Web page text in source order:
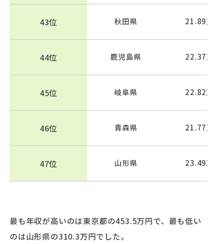
43位 秋田県 21.89万
44位 鹿児島県 22.37万
45位 岐阜県 22.82万
46位 青森県 21.77万
47位 山形県 23.49万
最も年収が高いのは東京都の453.5万円で、最も低い
のは山形県の310.3万円でした。